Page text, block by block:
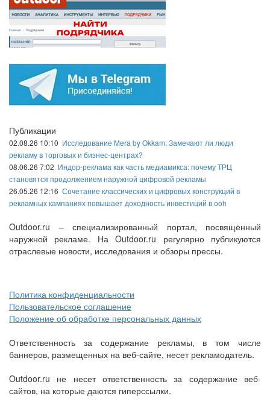
Публикации
02.08.26 10:10 Исследование Mera by Okkam: Замечают ли люди
рекламу в торговых и бизнес-центрах?
08.06.26 7:02 Индор-реклама как часть медиамикса: почему ТРЦ
становятся продолжением наружной цифровой рекламы
26.05.26 12:16 Сочетание классических и цифровых конструкций в
рекламных кампаниях повышает доходность инвестиций в ooh
Outdoor.ru – специализированный портал, посвящённый
наружной рекламе. На Outdoor.ru регулярно публикуются
отраслевые новости, исследования и обзоры прессы.
Политика конфиденциальности
Пользовательское соглашение
Положение об обработке персональных данных
Ответственность за содержание рекламы, в том числе
баннеров, размещенных на веб-сайте, несет рекламодатель.
Outdoor.ru не несет ответственность за содержание веб-
сайтов, на которые даются гиперссылки.